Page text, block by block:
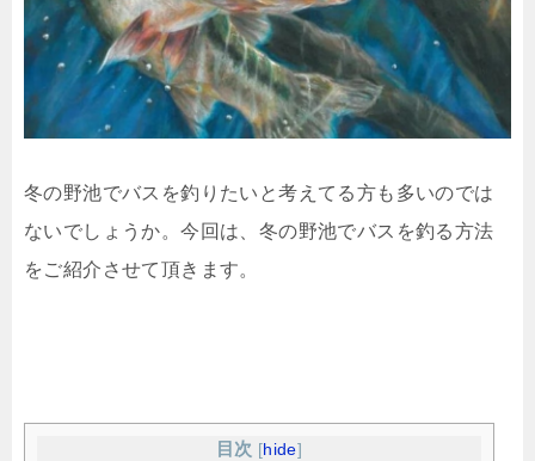
冬の野池でバスを釣りたいと考えてる方も多いのでは
ないでしょうか。今回は、冬の野池でバスを釣る方法
をご紹介させて頂きます。
目次 [hide]